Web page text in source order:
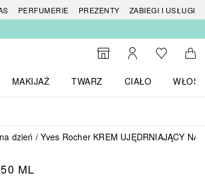
PERFUMERIE PREZENTY
ZABIEGI I USŁUGI
Do wyszukiwarki
Moje kontoDo listyDo
MAKIJAŻ
TWARZ
CIAŁO
WŁOSY
dzień Yves Rocher KREM UJĘDRNIAJĄCY NA
ML